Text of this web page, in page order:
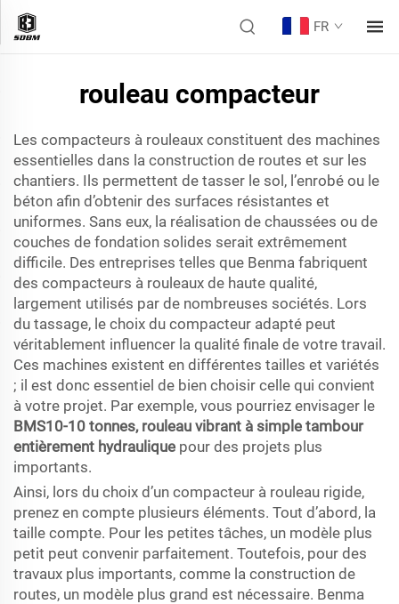
FR
rouleau compacteur
Les compacteurs à rouleaux constituent des machines
essentielles dans la construction de routes et sur les
chantiers. Ils permettent de tasser le sol, l’enrobé ou le
béton afin d’obtenir des surfaces résistantes et
uniformes. Sans eux, la réalisation de chaussées ou de
couches de fondation solides serait extrêmement
difficile. Des entreprises telles que Benma fabriquent
des compacteurs à rouleaux de haute qualité,
largement utilisés par de nombreuses sociétés. Lors
du tassage, le choix du compacteur adapté peut
véritablement influencer la qualité finale de votre travail.
Ces machines existent en différentes tailles et variétés
; il est donc essentiel de bien choisir celle qui convient
à votre projet. Par exemple, vous pourriez envisager le
BMS10-10 tonnes, rouleau vibrant à simple tambour
entièrement hydraulique pour des projets plus
importants.
Ainsi, lors du choix d’un compacteur à rouleau rigide,
prenez en compte plusieurs éléments. Tout d’abord, la
taille compte. Pour les petites tâches, un modèle plus
petit peut convenir parfaitement. Toutefois, pour des
travaux plus importants, comme la construction de
routes, un modèle plus grand est nécessaire. Benma